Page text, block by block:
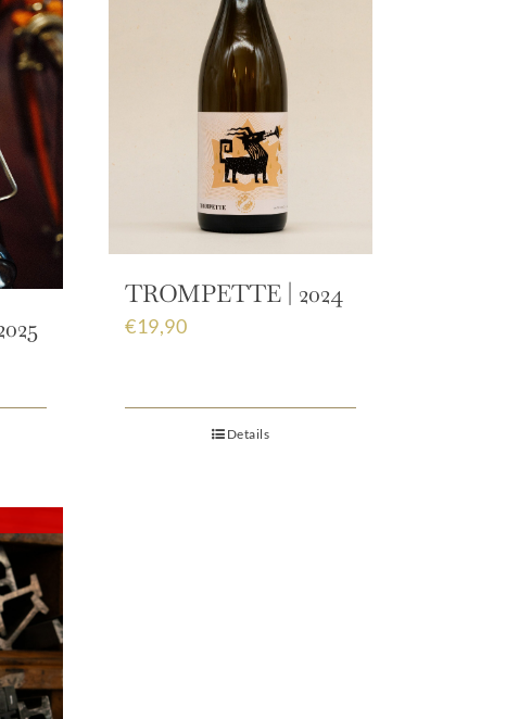
TROMPETTE | 2024
€19,90
Details